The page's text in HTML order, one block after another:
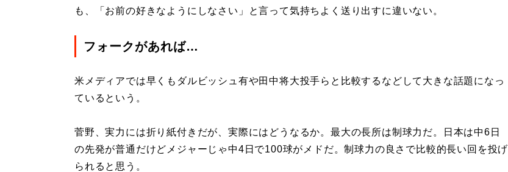
も、「お前の好きなようにしなさい」と言って気持ちよく送り出すに違いない。
フォークがあれば…
米メディアでは早くもダルビッシュ有や田中将大投手らと比較するなどして大きな話題になっ
ているという。
菅野、実力には折り紙付きだが、実際にはどうなるか。最大の長所は制球力だ。日本は中6日
の先発が普通だけどメジャーじゃ中4日で100球がメドだ。制球力の良さで比較的長い回を投げ
られると思う。